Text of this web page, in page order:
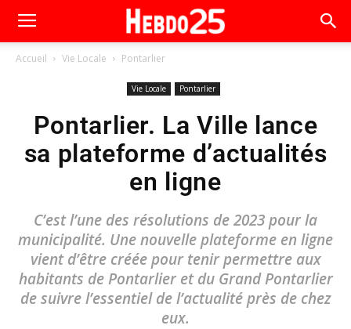
Accueil Vie Locale Pontarlier
Vie Locale Pontarlier
Pontarlier. La Ville lance
sa plateforme d’actualités
en ligne
C’est l’une des résolutions de 2023 pour la
municipalité. Une nouvelle plateforme en ligne
vient d’être créée pour tenir permettre aux
habitants de Pontarlier et du Grand Pontarlier
de suivre l’essentiel de l’actualité près de chez
eux.